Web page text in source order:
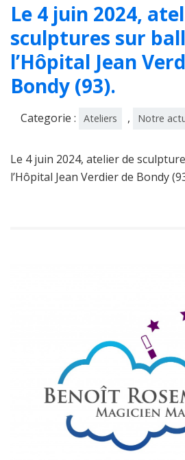
Le 4 juin 2024,
sculptures sur
l’Hôpital Jean
Bondy (93).
Categorie : Ateliers , Notre
Le 4 juin 2024, atelier de
l’Hôpital Jean Verdier de Bondy